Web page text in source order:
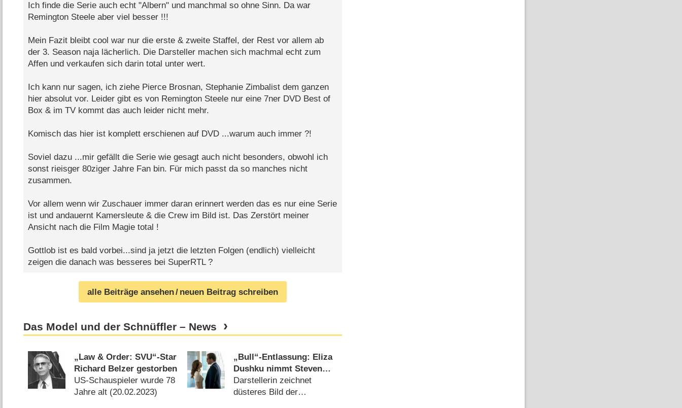
Ich finde die Serie auch echt "Albern" und manchmal so ohne Sinn. Da war
Remington Steele aber viel besser !!!
Mein Fazit bleibt cool war nur die erste & zweite Staffel, der Rest vor allem ab
der 3. Season naja lächerlich. Die Darsteller machen sich machmal echt zum
Affen und verkaufen sich darin total unter wert.
Ich kann nur sagen, ich ziehe Pierce Brosnan, Stephanie Zimbalist dem ganzen
hier absolut vor. Leider gibt es von Remington Steele nur eine 7ner DVD Best of
Box & im TV kommt das auch leider nicht mehr.
Komisch das hier ist komplett erschienen auf DVD ...warum auch immer ?!
Soviel dazu ...mir gefällt die Serie wie gesagt auch nicht besonders, obwohl ich
sonst rieisger 80ziger Jahre Fan bin. Für mich passt da so manches nicht
zusammen.
Vor allem wenn wir Zuschauer immer daran erinnert werden das es nur eine Serie
ist und andauernt Kamersleute & die Crew im Bild ist. Das Zerstört meiner
Ansicht nach die Film Magie total !
Gottlob ist es bald vorbei...sind ja jetzt die letzten Folgen (endlich) vielleicht
zeigen die danach was besseres bei SuperRTL ?
alle Beiträge ansehen/ neuen Beitrag schreiben
Das Model und der Schnüffler – News
„Law & Order: SVU“-Star
Richard Belzer gestorben
US-Schauspieler wurde 78
Jahre alt (20.02.2023)
„Bull“-Entlassung: Eliza
Dushku nimmt Steven
Spielberg in die
Verantwortung
Darstellerin zeichnet
düsteres Bild der